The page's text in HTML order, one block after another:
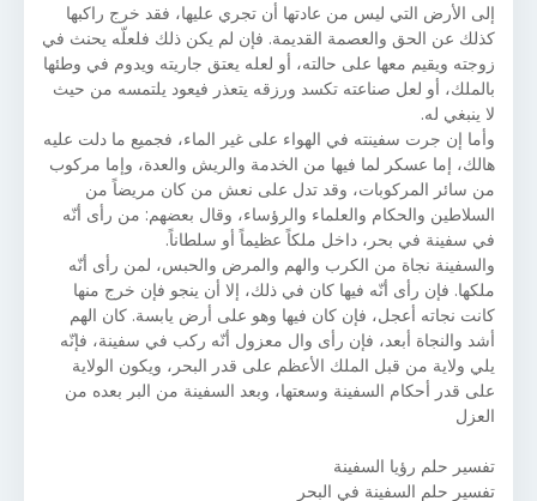
إلى الأرض التي ليس من عادتها أن تجري عليها، فقد خرج راكبها
كذلك عن الحق والعصمة القديمة. فإن لم يكن ذلك فلعلّه يحنث في
زوجته ويقيم معها على حالته، أو لعله يعتق جاريته ويدوم في وطئها
بالملك، أو لعل صناعته تكسد ورزقه يتعذر فيعود يلتمسه من حيث
لا ينبغي له.
وأما إن جرت سفينته في الهواء على غير الماء، فجميع ما دلت عليه
هالك، إما عسكر لما فيها من الخدمة والريش والعدة، وإما مركوب
من سائر المركوبات، وقد تدل على نعش من كان مريضاً من
السلاطين والحكام والعلماء والرؤساء، وقال بعضهم: من رأى أنّه
في سفينة في بحر، داخل ملكاً عظيماً أو سلطاناً.
والسفينة نجاة من الكرب والهم والمرض والحبس، لمن رأى أنّه
ملكها. فإن رأى أنّه فيها كان في ذلك، إلا أن ينجو فإن خرج منها
كانت نجاته أعجل، فإن كان فيها وهو على أرض يابسة. كان الهم
أشد والنجاة أبعد، فإن رأى وال معزول أنّه ركب في سفينة، فإنّه
يلي ولاية من قبل الملك الأعظم على قدر البحر، ويكون الولاية
على قدر أحكام السفينة وسعتها، وبعد السفينة من البر بعده من
العزل
تفسير حلم رؤيا السفينة
تفسير حلم السفينة في البحر